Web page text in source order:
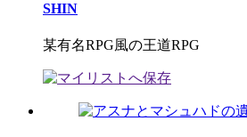
SHIN
某有名RPG風の王道RPG